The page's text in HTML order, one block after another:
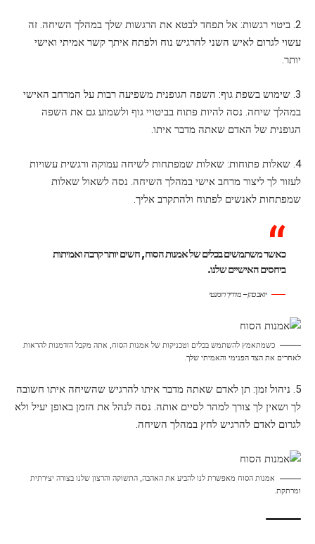
2. ביטוי רגשות: אל תפחד לבטא את הרגשות שלך במהלך השיחה. זה
עשוי לגרום לאיש השני להרגיש נוח ולפתח איתך קשר אמיתי ואישי
יותר.
3. שימוש בשפת גוף: השפה הגופנית משפיעה רבות על המרחב האישי
במהלך שיחה. נסה להיות פתוח בביטויי גוף ולשמוע גם את השפה
הגופנית של האדם שאתה מדבר איתו.
4. שאלות פתוחות: שאלות שמפתחות לשיחה עמוקה ורגשית עשויות
לעזור לך ליצור מרחב אישי במהלך השיחה. נסה לשאול שאלות
שמפתחות לאנשים לפתוח ולהתקרב אליך.
כאשר משתמשים בכלים של אמנות הסוח, חשים יותר קרבה ואמיתות
ביחסים האישיים שלנו.
יואב כהן – מדריך רומנטי
כשמתאמץ להשתמש בכלים וטכניקות של אמנות הסוח, אתה מקבל הזדמנות להראות
לאחרים את הצד הפנימי והאמיתי שלך.
5. ניהול זמן: תן לאדם שאתה מדבר איתו להרגיש שהשיחה איתו חשובה
לך ושאין לך צורך למהר לסיים אותה. נסה לנהל את הזמן באופן יעיל ולא
לגרום לאדם להרגיש לחץ במהלך השיחה.
אמנות הסוח מאפשרת לנו להביע את האהבה, התשוקה והרצון שלנו בצורה יצירתית
ומרתקת.